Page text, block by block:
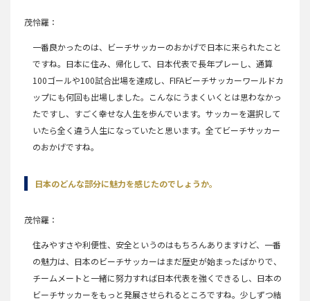
茂怜羅
一番良かったのは、ビーチサッカーのおかげで日本に来られたこと
ですね。日本に住み、帰化して、日本代表で長年プレーし、通算
100ゴールや100試合出場を達成し、FIFAビーチサッカーワールドカ
ップにも何回も出場しました。こんなにうまくいくとは思わなかっ
たですし、すごく幸せな人生を歩んでいます。サッカーを選択して
いたら全く違う人生になっていたと思います。全てビーチサッカー
のおかげですね。
日本のどんな部分に魅力を感じたのでしょうか。
茂怜羅
住みやすさや利便性、安全というのはもちろんありますけど、一番
の魅力は、日本のビーチサッカーはまだ歴史が始まったばかりで、
チームメートと一緒に努力すれば日本代表を強くできるし、日本の
ビーチサッカーをもっと発展させられるところですね。少しずつ結